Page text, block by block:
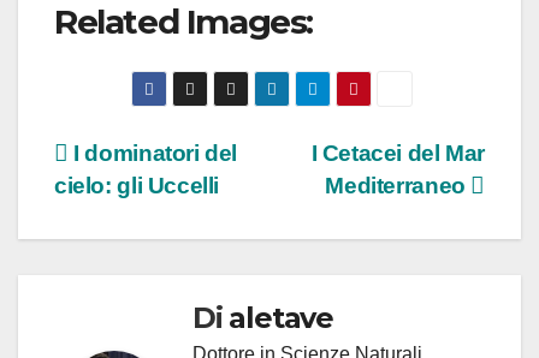
Related Images:
Navigazione
articoli
I Cetacei del Mar
Mediterraneo
I dominatori del
cielo: gli Uccelli
Di aletave
Dottore in Scienze Naturali,